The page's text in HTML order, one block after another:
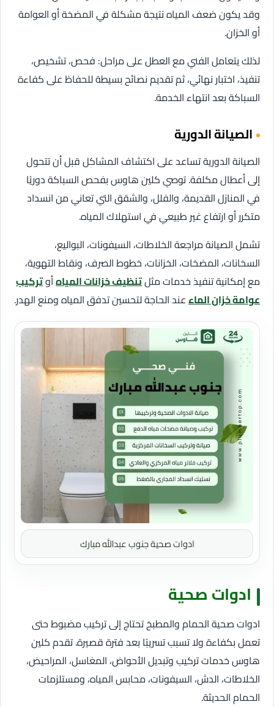
وقد يكون ضعف المياه نتيجة مشكلة في المضخة أو العوامة
أو الخزان.
لذلك يتعامل الفني مع العطل على مراحل: فحص، تشخيص،
تنفيذ، اختبار نهائي، ثم تقديم نصائح بسيطة للحفاظ على كفاءة
السباكة بعد انتهاء الخدمة.
الصيانة الدورية
الصيانة الدورية تساعد على اكتشاف المشاكل قبل أن تتحول
إلى أعطال مكلفة. توصي كلين هاوس بفحص السباكة دوريًا
في المنازل القديمة، والفلل، والشقق التي تعاني من انسداد
متكرر أو ارتفاع غير طبيعي في استهلاك المياه.
تشمل الصيانة مراجعة الخلاطات، السيفونات، البواليع،
السخانات، المضخات، الخزانات، خطوط الصرف، ونقاط التهوية،
مع إمكانية تنفيذ خدمات مثلتنظيف خزانات المياهأوتركيب
عوامة خزان الماءعند الحاجة لتحسين تدفق المياه ومنع الهدر.
ادوات صحية جنوب عبدالله مبارك
ادوات صحية
ادوات صحية الحمام والمطبخ تحتاج إلى تركيب مضبوط حتى
تعمل بكفاءة ولا تسبب تسريبًا بعد فترة قصيرة. تقدم كلين
هاوس خدمات تركيب وتبديل الأحواض، المغاسل، المراحيض،
الخلاطات، الدش، السيفونات، محابس المياه، ومستلزمات
الحمام الحديثة.